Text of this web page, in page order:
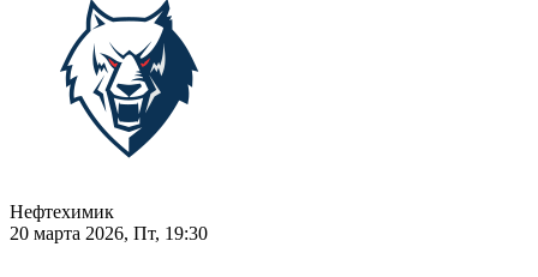
Нефтехимик
20 марта 2026, Пт, 19:30